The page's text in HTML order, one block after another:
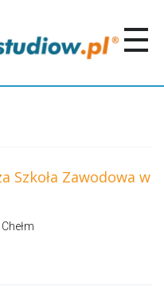
Szkoła Zawodowa w